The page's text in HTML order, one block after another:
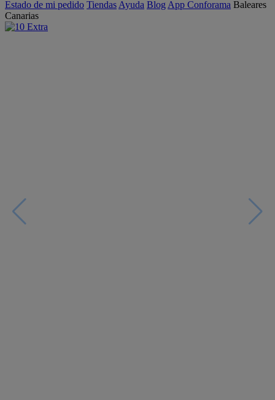
Estado de mi pedido Tiendas Ayuda Blog App Conforama Baleares
Canarias